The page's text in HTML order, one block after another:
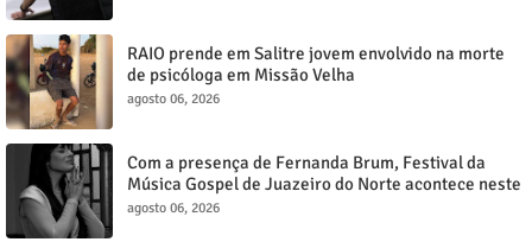
RAIO prende em Salitre jovem envolvido na morte
de psicóloga em Missão Velha
agosto 06, 2026
Com a presença de Fernanda Brum, Festival da
Música Gospel de Juazeiro do Norte acontece neste
sábado, 8
agosto 06, 2026